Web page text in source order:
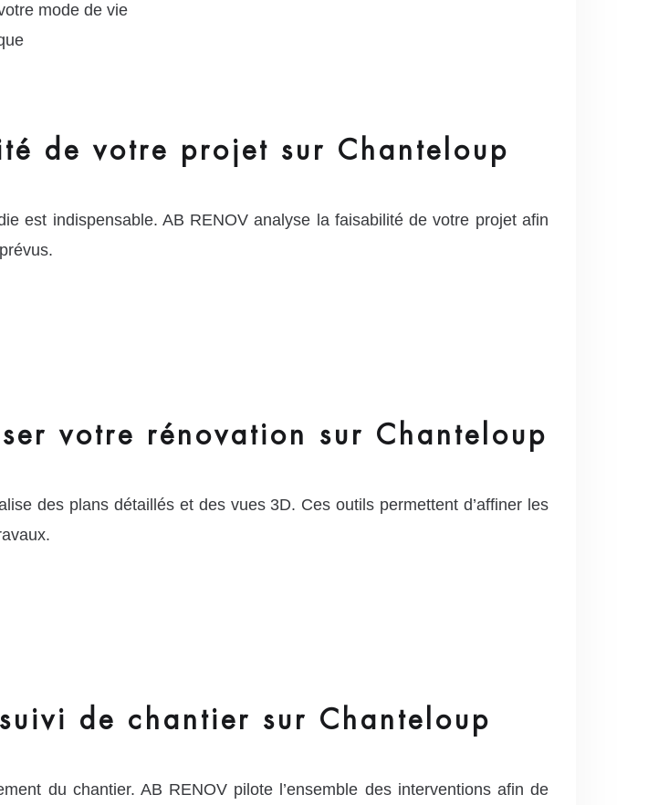
mode de vie
de votre projet sur Chanteloup
est indispensable. AB RENOV analyse la faisabilité de votre projet afin
votre rénovation sur Chanteloup
des plans détaillés et des vues 3D. Ces outils permettent d’affiner les
de chantier sur Chanteloup
du chantier. AB RENOV pilote l’ensemble des interventions afin de